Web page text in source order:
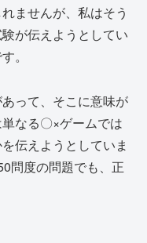
ませんが、私はそう
が伝えようとしてい
。
って、そこに意味が
なる〇×ゲームでは
伝えようとしていま
問度の問題でも、正